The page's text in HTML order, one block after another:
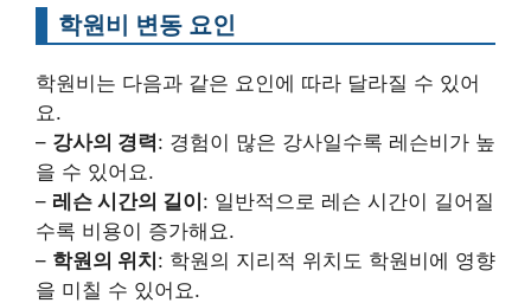
학원비 변동 요인
학원비는 다음과 같은 요인에 따라 달라질 수 있어
요.
– 강사의 경력: 경험이 많은 강사일수록 레슨비가 높
을 수 있어요.
– 레슨 시간의 길이: 일반적으로 레슨 시간이 길어질
수록 비용이 증가해요.
– 학원의 위치: 학원의 지리적 위치도 학원비에 영향
을 미칠 수 있어요.